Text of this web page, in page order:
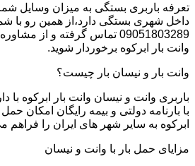
تعرفه باربری بستگی به میزان وسایل
داخل شهری بستگی دارد،از همین رو با
09051803289 تماس گرفته و
وانت بار ابرکوه برخوردار شوید.
وانت بار و نیسان بار چیست؟
باربری وانت و نیسان وانت بار ابرکوه با
با بارنامه دولتی و بیمه رایگان امکان حمل
ابرکوه به سایر شهر های ایران را فراهم
مزایای حمل بار با وانت و نیسان